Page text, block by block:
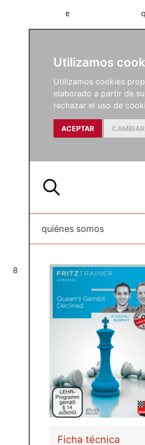
Utilizamos
Utilizamos cookies
elaborado a partir de
rechazar el uso de
ACEPTAR
a b
8
quiénes somos
Ficha técnica